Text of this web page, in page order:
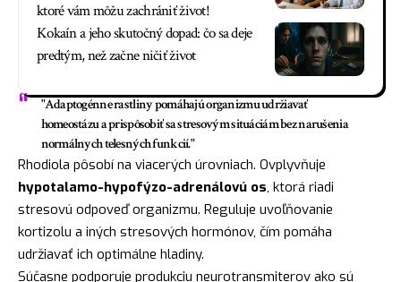
ktoré vám môžu zachrániť život!
Kokaín a jeho skutočný dopad: čo sa deje
predtým, než začne ničiť život
"Adaptogénne rastliny pomáhajú organizmu udržiavať
homeostázu a prispôsobiť sa stresovým situáciám bez narušenia
normálnych telesných funkcií."
Rhodiola pôsobí na viacerých úrovniach. Ovplyvňuje
hypotalamo-hypofýzo-adrenálovú os, ktorá riadi
stresovú odpoveď organizmu. Reguluje uvoľňovanie
kortizolu a iných stresových hormónov, čím pomáha
udržiavať ich optimálne hladiny.
Súčasne podporuje produkciu neurotransmiterov ako sú